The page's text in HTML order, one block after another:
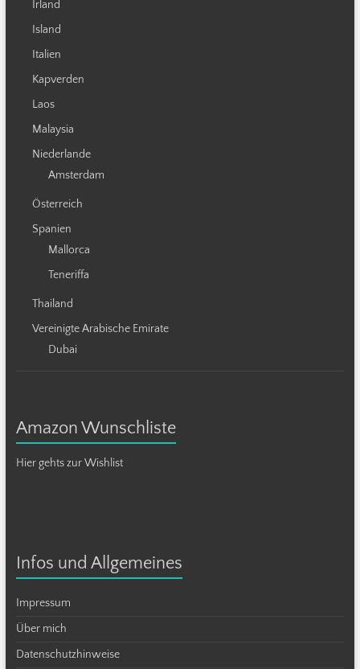
Irland
Island
Italien
Kapverden
Laos
Malaysia
Niederlande
Amsterdam
Österreich
Spanien
Mallorca
Teneriffa
Thailand
Vereinigte Arabische Emirate
Dubai
Amazon Wunschliste
Hier gehts zur Wishlist
Infos und Allgemeines
Impressum
Über mich
Datenschutzhinweise